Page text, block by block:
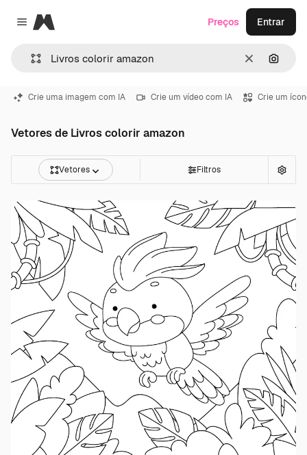
Close menu
Magnific
Limpar
Preços Entrar
Crie uma imagem com IA Crie um vídeo com IA Crie um
Vetores de Livros colorir amazon
Vetores Filtros